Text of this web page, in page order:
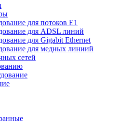
для потоков Е1
для ADSL линий
для Gigabit Ethernet
для медных линиий
сетей